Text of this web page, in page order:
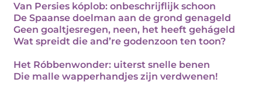
Van Persies kóplob: onbeschrijflijk schoon
De Spaanse doelman aan de grond genageld
Geen goaltjesregen, neen, het heeft gehágeld
Wat spreidt die and’re godenzoon ten toon?
Het Róbbenwonder: uiterst snelle benen
Die malle wapperhandjes zijn verdwenen!